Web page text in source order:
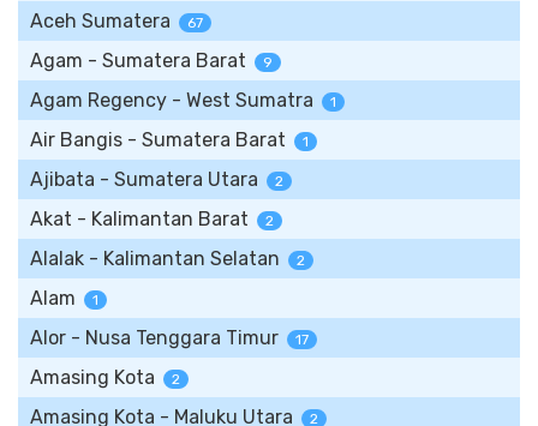
Aceh Sumatera 67
Agam - Sumatera Barat 9
Agam Regency - West Sumatra 1
Air Bangis - Sumatera Barat 1
Ajibata - Sumatera Utara 2
Akat - Kalimantan Barat 2
Alalak - Kalimantan Selatan 2
Alam 1
Alor - Nusa Tenggara Timur 17
Amasing Kota 2
Amasing Kota - Maluku Utara 2